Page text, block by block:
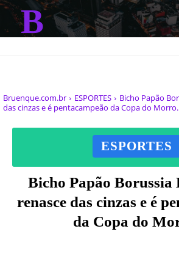
B
Bruenque.com.br ESPORTES
Bicho Papão
das cinzas e é pentacampeão da Copa do Morro.
ESPORTES
Bicho Papão
renasce das cinzas e é
da Copa do